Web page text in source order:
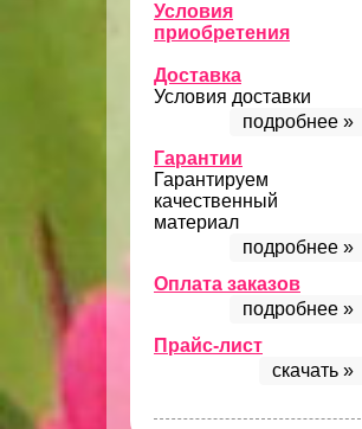
Условия
приобретения
Доставка
Условия доставки
подробнее »
Гарантии
Гарантируем
качественный
материал
подробнее »
Оплата заказов
подробнее »
Прайс-лист
скачать »